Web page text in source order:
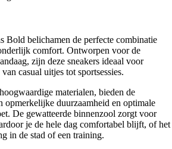
Bold belichamen de perfecte combinatie
comfort. Ontworpen voor de
zijn deze sneakers ideaal voor
casual uitjes tot sportsessies.
materialen, bieden de
opmerkelijke duurzaamheid en optimale
De gewatteerde binnenzool zorgt voor
je de hele dag comfortabel blijft, of het
in de stad of een training.